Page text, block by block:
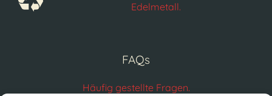
Edelmetall.
FAQs
Häufig gestellte Fragen.